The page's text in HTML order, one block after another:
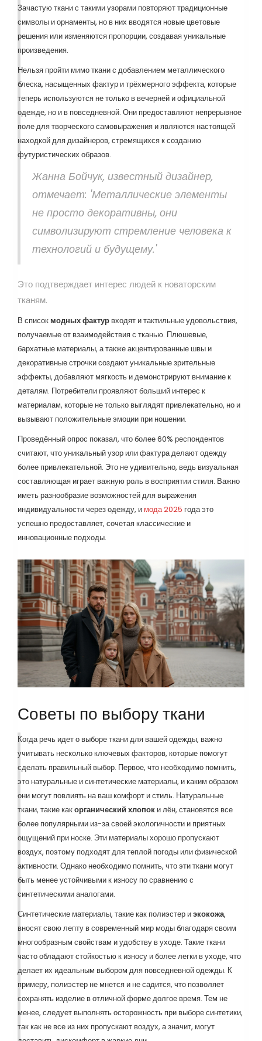
Зачастую ткани с такими узорами повторяют традиционные
символы и орнаменты, но в них вводятся новые цветовые
решения или изменяются пропорции, создавая уникальные
произведения.
Нельзя пройти мимо ткани с добавлением металлического
блеска, насыщенных фактур и трёхмерного эффекта, которые
теперь используются не только в вечерней и официальной
одежде, но и в повседневной. Они предоставляют непрерывное
поле для творческого самовыражения и являются настоящей
находкой для дизайнеров, стремящихся к созданию
футуристических образов.
Жанна Бойчук, известный дизайнер,
отмечает: 'Металлические элементы
не просто декоративны, они
символизируют стремление человека к
технологий и будущему.'
Это подтверждает интерес людей к новаторским
тканям.
В список модных фактур входят и тактильные удовольствия,
получаемые от взаимодействия с тканью. Плюшевые,
бархатные материалы, а также акцентированные швы и
декоративные строчки создают уникальные зрительные
эффекты, добавляют мягкость и демонстрируют внимание к
деталям. Потребители проявляют больший интерес к
материалам, которые не только выглядят привлекательно, но и
вызывают положительные эмоции при ношении.
Проведённый опрос показал, что более 60% респондентов
считают, что уникальный узор или фактура делают одежду
более привлекательной. Это не удивительно, ведь визуальная
составляющая играет важную роль в восприятии стиля. Важно
иметь разнообразие возможностей для выражения
индивидуальности через одежду, и мода 2025 года это
успешно предоставляет, сочетая классические и
инновационные подходы.
Советы по выбору ткани
Когда речь идет о выборе ткани для вашей одежды, важно
учитывать несколько ключевых факторов, которые помогут
сделать правильный выбор. Первое, что необходимо помнить,
это натуральные и синтетические материалы, и каким образом
они могут повлиять на ваш комфорт и стиль. Натуральные
ткани, такие какорганический хлопок и лён, становятся все
более популярными из-за своей экологичности и приятных
ощущений при носке. Эти материалы хорошо пропускают
воздух, поэтому подходят для теплой погоды или физической
активности. Однако необходимо помнить, что эти ткани могут
быть менее устойчивыми к износу по сравнению с
синтетическими аналогами.
Синтетические материалы, такие как полиэстер иэкокожа,
вносят свою лепту в современный мир моды благодаря своим
многообразным свойствам и удобству в уходе. Такие ткани
часто обладают стойкостью к износу и более легки в уходе, что
делает их идеальным выбором для повседневной одежды. К
примеру, полиэстер не мнется и не садится, что позволяет
сохранять изделие в отличной форме долгое время. Тем не
менее, следует выполнять осторожность при выборе синтетики,
так как не все из них пропускают воздух, а значит, могут